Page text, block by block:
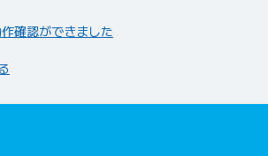
確認ができました